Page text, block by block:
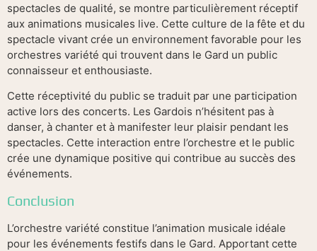
spectacles de qualité, se montre particulièrement réceptif
aux animations musicales live. Cette culture de la fête et du
spectacle vivant crée un environnement favorable pour les
orchestres variété qui trouvent dans le Gard un public
connaisseur et enthousiaste.
Cette réceptivité du public se traduit par une participation
active lors des concerts. Les Gardois n’hésitent pas à
danser, à chanter et à manifester leur plaisir pendant les
spectacles. Cette interaction entre l’orchestre et le public
crée une dynamique positive qui contribue au succès des
événements.
Conclusion
L’orchestre variété constitue l’animation musicale idéale
pour les événements festifs dans le Gard. Apportant cette